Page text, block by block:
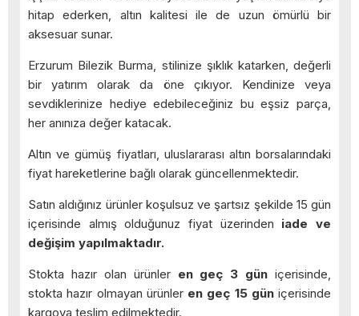
hitap ederken, altın kalitesi ile de uzun ömürlü bir
aksesuar sunar.
Erzurum Bilezik Burma, stilinize şıklık katarken, değerli
bir yatırım olarak da öne çıkıyor. Kendinize veya
sevdiklerinize hediye edebileceğiniz bu eşsiz parça,
her anınıza değer katacak.
Altın ve gümüş fiyatları, uluslararası altın borsalarındaki
fiyat hareketlerine bağlı olarak güncellenmektedir.
Satın aldığınız ürünler koşulsuz ve şartsız şekilde 15 gün
içerisinde almış olduğunuz fiyat üzerinden iade ve
değişim yapılmaktadır.
Stokta hazır olan ürünler en geç 3 gün içerisinde,
stokta hazır olmayan ürünler en geç 15 güniçerisinde
kargoya teslim edilmektedir.